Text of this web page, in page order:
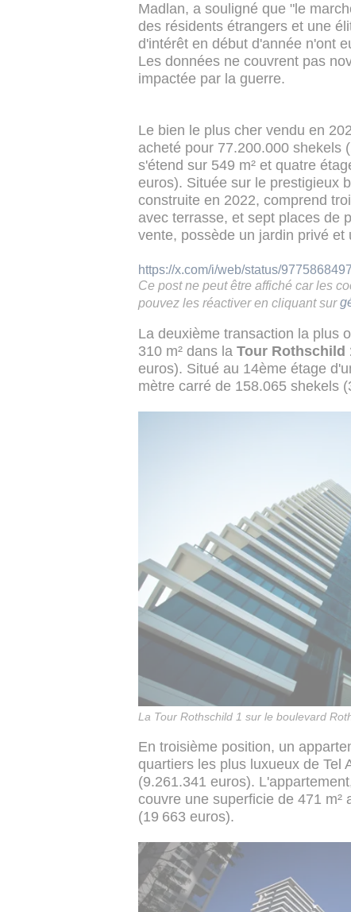
Madlan, a souligné que "le
des résidents étrangers et une
d'intérêt en début d'année n'ont
Les données ne couvrent pas
impactée par la guerre.
Le bien le plus cher vendu en
acheté pour 77.200.000 shekels
s'étend sur 549 m² et quatre
euros). Située sur le prestigieux
construite en 2022, comprend
avec terrasse, et sept places de
vente, possède un jardin privé et
https://x.com/i/web/status/
Ce post ne peut être affiché car les
pouvez les réactiver en cliquant sur
La deuxième transaction la plus
310 m² dans la Tour Rothschild
euros). Situé au 14ème étage
mètre carré de 158.065 shekels
La Tour Rothschild 1 sur le boulevard
En troisième position, un
quartiers les plus luxueux de Tel
(9.261.341 euros).
couvre une superficie de 471
(19 663 euros).